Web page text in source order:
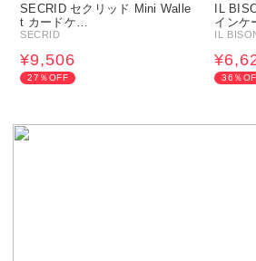
SECRID セクリッド Mini Walle
t カードケ…
SECRID
¥9,506
27％OFF
IL
インケ
IL
36％